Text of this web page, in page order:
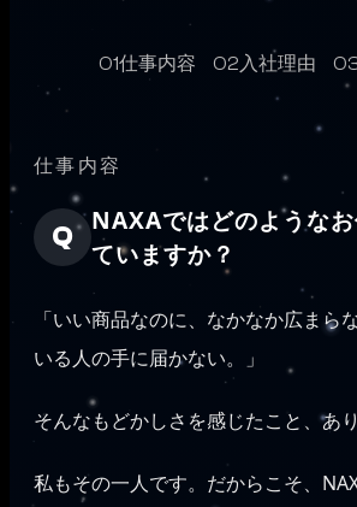
01仕事内容 02入社理由
仕事内容
NAXAではどのような
ていますか？
「いい商品なのに、なかなか広まら
いる人の手に届かない。」
そんなもどかしさを感じたこと、あ
私もその一人です。だからこそ、